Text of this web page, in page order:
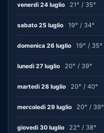
venerdì 24 luglio 21° / 35°
sabato 25 luglio 19° / 34°
domenica 26 luglio 19° / 35°
lunedì 27 luglio 20° / 39°
martedì 28 luglio 20° / 40°
mercoledì 29 luglio 20° / 39°
giovedì 30 luglio 22° / 38°